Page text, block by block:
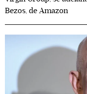
Bezos, de Amazon